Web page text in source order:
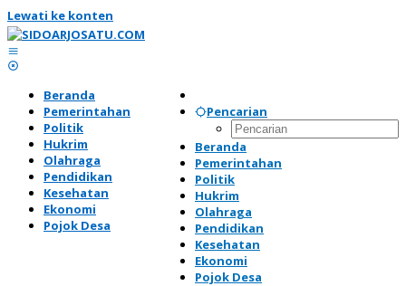
Lewati ke konten
Pencarian
Beranda
Pemerintahan
Politik
Hukrim
Olahraga
Pendidikan
Kesehatan
Ekonomi
Pojok Desa
Beranda
Pemerintahan
Politik
Hukrim
Olahraga
Pendidikan
Kesehatan
Ekonomi
Pojok Desa